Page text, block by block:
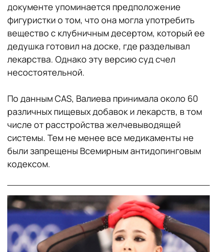
документе упоминается предположение
фигуристки о том, что она могла употребить
вещество с клубничным десертом, который ее
дедушка готовил на доске, где разделывал
лекарства. Однако эту версию суд счел
несостоятельной.
По данным CAS, Валиева принимала около 60
различных пищевых добавок и лекарств, в том
числе от расстройства желчевыводящей
системы. Тем не менее все медикаменты не
были запрещены Всемирным антидопинговым
кодексом.